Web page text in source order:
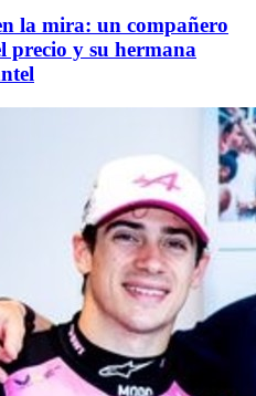
la mira: un compañero
precio y su hermana